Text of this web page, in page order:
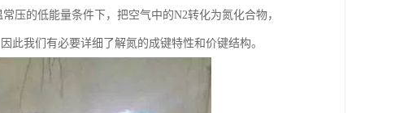
压的低能量条件下，把空气中的N2转化为氮化合物，
此我们有必要详细了解氮的成键特性和价键结构。